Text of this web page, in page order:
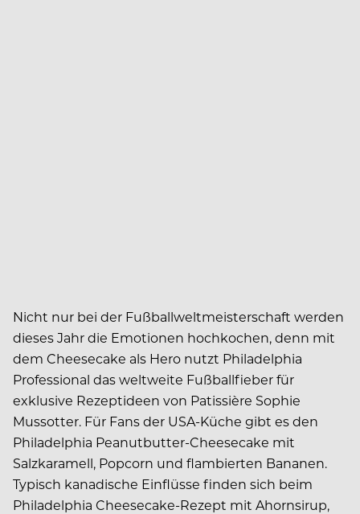
Nicht nur bei der Fußballweltmeisterschaft werden
dieses Jahr die Emotionen hochkochen, denn mit
dem Cheesecake als Hero nutzt Philadelphia
Professional das weltweite Fußballfieber für
exklusive Rezeptideen von Patissière Sophie
Mussotter. Für Fans der USA-Küche gibt es den
Philadelphia Peanutbutter-Cheesecake mit
Salzkaramell, Popcorn und flambierten Bananen.
Typisch kanadische Einflüsse finden sich beim
Philadelphia Cheesecake-Rezept mit Ahornsirup,